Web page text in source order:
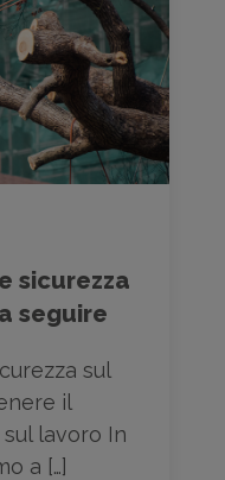
sicurezza
seguire
sul
il
lavoro In
a […]